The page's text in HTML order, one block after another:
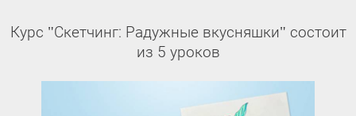
Курс "Скетчинг: Радужные вкусняшки" состоит
из 5 уроков